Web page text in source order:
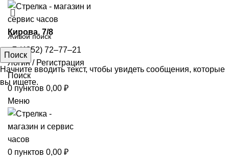
​Кирова, 7/8
+7 (4852) 72‒77‒21
Логин / Регистрация
Поиск
0 пунктов 0,00 ₽
Меню
0 пунктов 0,00 ₽
Поиск
Начните вводить текст, чтобы увидеть сообщения, которые
вы ищете.